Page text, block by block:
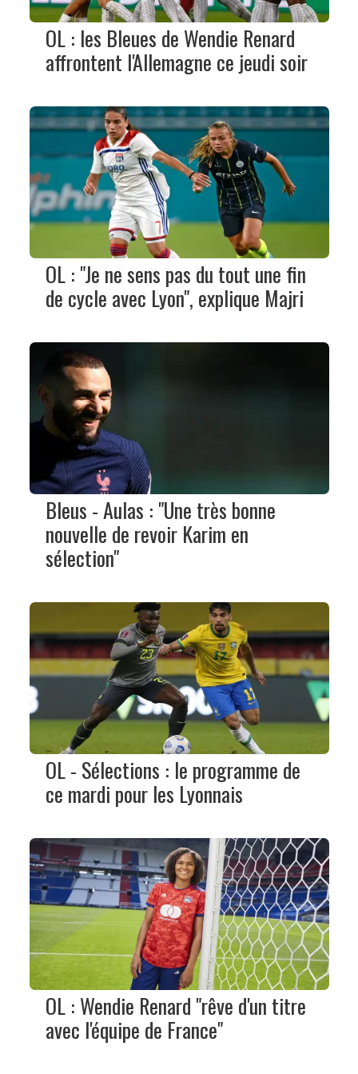
OL : les Bleues de Wendie Renard
affrontent l'Allemagne ce jeudi soir
OL : "Je ne sens pas du tout une fin
de cycle avec Lyon", explique Majri
Bleus - Aulas : "Une très bonne
nouvelle de revoir Karim en
sélection"
OL - Sélections : le programme de
ce mardi pour les Lyonnais
OL : Wendie Renard "rêve d'un titre
avec l'équipe de France"